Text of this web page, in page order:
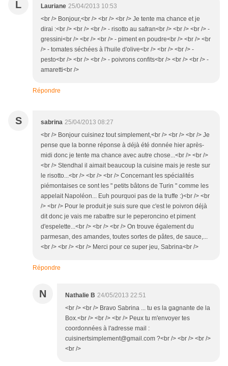
L Lauriane 25/04/2013 10:53
<br /> Bonjour,<br /> <br /> <br /> Je tente ma chance et je
dirai :<br /> <br /> <br /> - risotto au safran<br /> <br /> <br /> -
gressini<br /> <br /> <br /> - piment en poudre<br /> <br /> <br
/> - tomates séchées à l'huile d'olive<br /> <br /> <br /> -
pesto<br /> <br /> <br /> - poivrons confits<br /> <br /> <br /> -
amaretti<br />
Répondre
S sabrina 25/04/2013 08:27
<br /> Bonjour cuisinez tout simplement,<br /> <br /> <br /> Je
pense que la bonne réponse à déjà été donnée hier après-
midi donc je tente ma chance avec autre chose...<br /> <br />
<br /> Stendhal il aimait beaucoup la cuisine mais je reste sur
le risotto...<br /> <br /> <br /> Concernant les spécialités
piémontaises ce sont les " petits bâtons de Turin " comme les
appelait Napoléon... Euh pourquoi pas de la truffe :)<br /> <br
/> <br /> Pour le produit je suis sure que c'est le poivron déjà
dit donc je vais me rabattre sur le peperoncino et piment
d'espelette...<br /> <br /> <br /> On trouve également du
parmesan, des amandes, toutes sortes de pâtes, de sauce,...
<br /> <br /> <br /> Merci pour ce super jeu, Sabrina<br />
Répondre
N Nathalie B 24/05/2013 22:51
<br /> <br /> Bravo Sabrina ... tu es la gagnante de la
Box.<br /> <br /> <br /> Peux tu m'envoyer tes
coordonnées à l'adresse mail :
cuisinertsimplement@gmail.com ?<br /> <br /> <br />
<br />